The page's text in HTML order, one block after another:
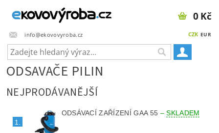
info@ekovovyroba.cz CZK EUR
0 Kč
ODSAVAČE PILIN
NEJPRODÁVANĚJŠÍ
1.
ODSÁVACÍ ZAŘÍZENÍ GAA 55 –SKLADEM